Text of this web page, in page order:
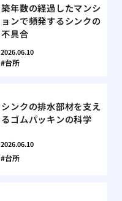
築年数の経過したマンシ
ョンで頻発するシンクの
不具合
2026.06.10
台所
シンクの排水部材を支え
るゴムパッキンの科学
2026.06.10
台所